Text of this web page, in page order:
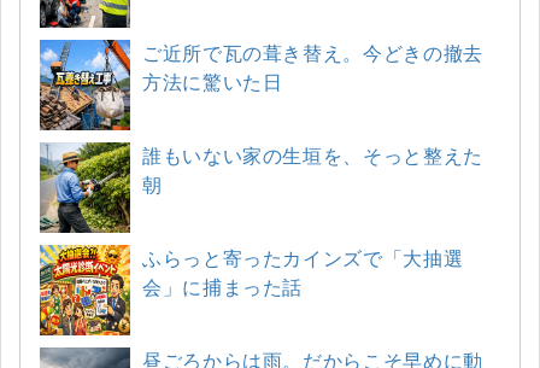
ご近所で瓦の葺き替え。今どきの撤去
方法に驚いた日
誰もいない家の生垣を、そっと整えた
朝
ふらっと寄ったカインズで「大抽選
会」に捕まった話
昼ごろからは雨。だからこそ早めに動